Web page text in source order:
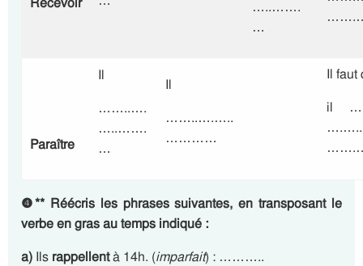
…..…….
…
Paraître
Il
……..….
…..…….
…
Il
……..….…..
…………
Il faut
il
….…..
❹** Réécris les phrases suivantes, en transposant le
verbe en gras au temps indiqué :
a) Ils rappellentà 14h. (imparfait) : ………..